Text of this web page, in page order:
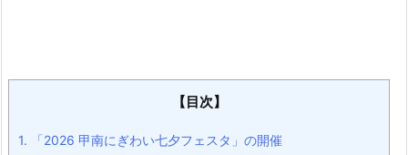
【目次】
1. 「2026 甲南にぎわい七夕フェスタ」の開催